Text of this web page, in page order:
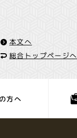
本文へ
総合トップページへ
方へ